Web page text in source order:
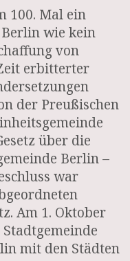
100. Mal ein
wie kein
von
erbitterter
der Preußischen
über die
Berlin –
war
Am 1. Oktober
mit den Städten